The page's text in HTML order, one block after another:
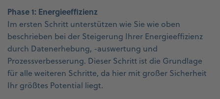
Phase 1: Energieeffizienz
Im ersten Schritt unterstützen wie Sie wie oben
beschrieben bei der Steigerung Ihrer Energieeffizienz
durch Datenerhebung, -auswertung und
Prozessverbesserung. Dieser Schritt ist die Grundlage
für alle weiteren Schritte, da hier mit großer Sicherheit
Ihr größtes Potential liegt.